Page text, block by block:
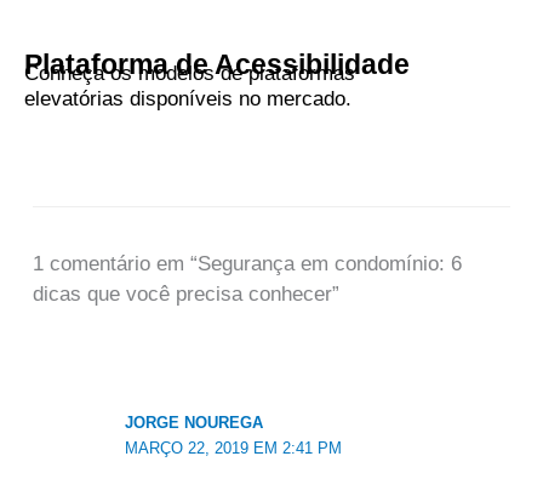
Plataforma de Acessibilidade
Conheça os modelos de plataformas
elevatórias disponíveis no mercado.
1 comentário em “Segurança em condomínio: 6
dicas que você precisa conhecer”
JORGE NOUREGA
MARÇO 22, 2019 EM 2:41 PM